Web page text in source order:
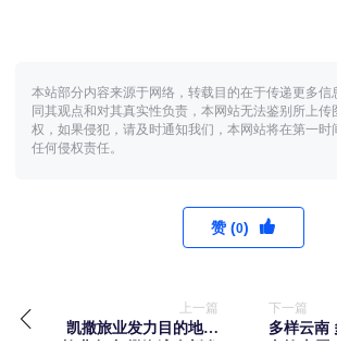
本站部分内容来源于网络，转载目的在于传递更多信
同其观点和对其真实性负责，本网站无法鉴别所上传
权，如果侵犯，请及时通知我们，本网站将在第一时
任何侵权责任。
赞 (0)
上一篇
凯撒旅业发力目的地文
下一篇
多样云南 多